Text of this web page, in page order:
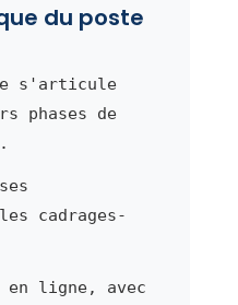
du poste
s'articule
phases de
cadrages-
ligne, avec